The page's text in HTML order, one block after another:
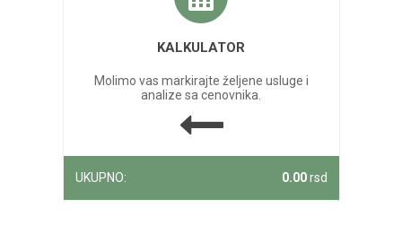
KALKULATOR
Molimo vas markirajte željene usluge i
analize sa cenovnika.
UKUPNO: 0.00rsd